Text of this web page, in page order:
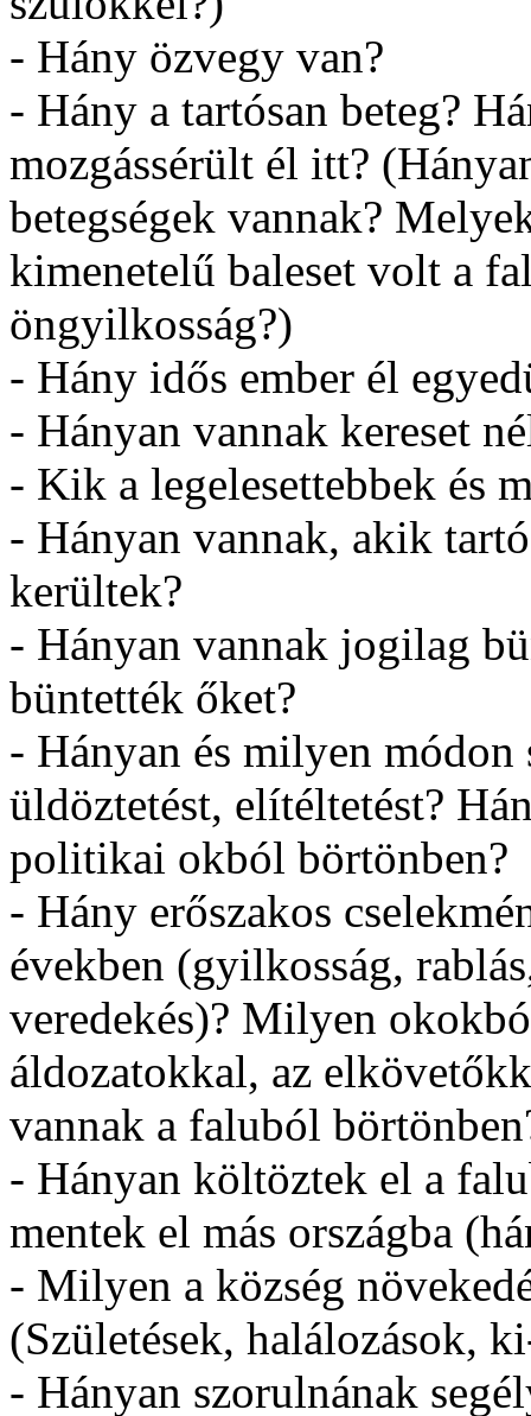
- Hány özvegy van?
- Hány a tartósan beteg?
mozgássérült él itt?
betegségek vannak?
kimenetelű baleset volt a
öngyilkosság?)
- Hány idős ember él
- Hányan vannak kereset
- Kik a legelesettebbek és
- Hányan vannak, akik
kerültek?
- Hányan vannak jogilag
büntették őket?
- Hányan és milyen módon
üldöztetést, elítéltetést?
politikai okból börtönben?
- Hány erőszakos
években (gyilkosság,
veredekés)? Milyen
áldozatokkal, az
vannak a faluból
- Hányan költöztek el a
mentek el más országba
- Milyen a község
(Születések, halálozások,
- Hányan szorulnának